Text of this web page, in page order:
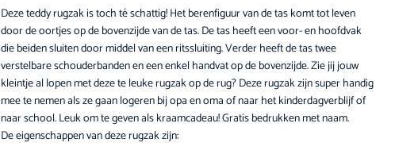
Deze teddy rugzak is toch té schattig! Het berenfiguur van de tas komt tot leven
door de oortjes op de bovenzijde van de tas. De tas heeft een voor- en hoofdvak
die beiden sluiten door middel van een ritssluiting. Verder heeft de tas twee
verstelbare schouderbanden en een enkel handvat op de bovenzijde. Zie jij jouw
kleintje al lopen met deze te leuke rugzak op de rug? Deze rugzak zijn super handig
mee te nemen als ze gaan logeren bij opa en oma of naar het kinderdagverblijf of
naar school. Leuk om te geven als kraamcadeau! Gratis bedrukken met naam.
De eigenschappen van deze rugzak zijn: